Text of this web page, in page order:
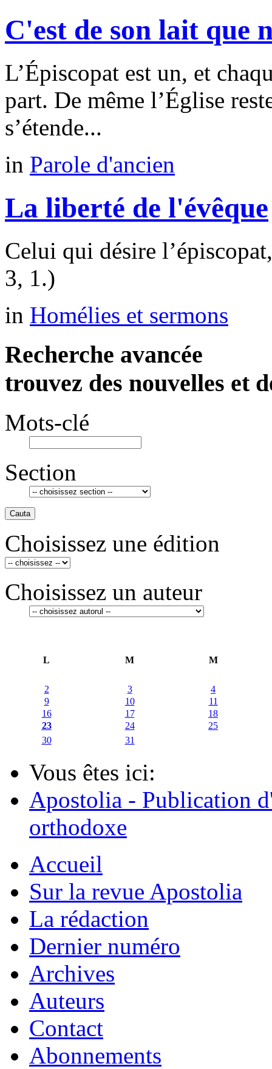
C'est de son lait que
L’Épiscopat est un, et
part. De même l’Église
s’étende...
in Parole d'ancien
La liberté de l'évêque
Celui qui désire
3, 1.)
in Homélies et sermons
Recherche avancée
trouvez des nouvelles et
Mots-clé
Section
Cauta
Choisissez une édition
Choisissez un auteur
L M M
2 3
4
9
10
11
16
17
18
23
24
25
30
31
Vous êtes ici:
Apostolia - Publication
orthodoxe
Accueil
Sur la revue Apostolia
La rédaction
Dernier numéro
Archives
Auteurs
Contact
Abonnements